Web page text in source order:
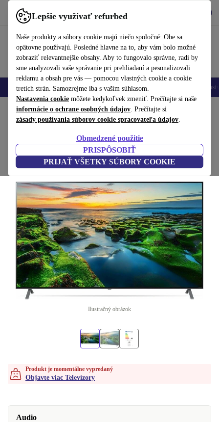
Lepšie využívať refurbed
Naše produkty a súbory cookie majú niečo spoločné: Obe sa
opätovne používajú. Posledné hlavne na to, aby vám bolo možné
zobraziť relevantnejšie obsahy. Aby to fungovalo správne, radi by
sme analyzovali vaše správanie pri prehliadaní a pesonalizovali
reklamu a obsah pre vás — pomocou vlastných cookie a cookie
tretích strán. Samozrejme iba s vaším súhlasom.
Nastavenia cookie môžete kedykoľvek zmeniť. Prečítajte si naše
informácie o ochrane osobných údajov. Prečítajte si
zásady používania súborov cookie spracovateľa údajov.
Obmedzené použitie
PRISPÔSOBIŤ
PRIJAŤ VŠETKY SÚBORY COOKIE
používať refurbed rýchlo a jednoducho
Mobilné telefóny Laptopy Tablety Inteligentné hodinky
Domov Produkty Televízory
LG 75NANO999NA | 75"
Čierna
(Zbieranie recenzií)
Ilustračný obrázok
Produkt je momentálne vypredaný
Objavte viac Televízory
Audio